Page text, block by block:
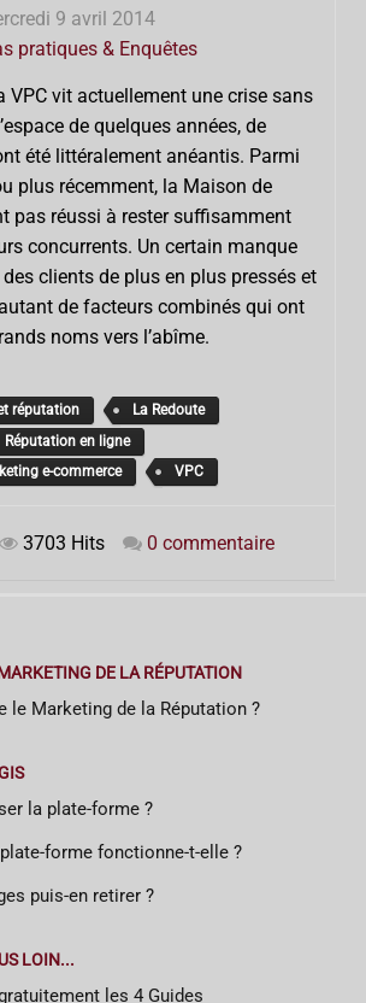
9 avril 2014
pratiques & Enquêtes
VPC vit actuellement une crise sans
de quelques années, de
été littéralement anéantis. Parmi
plus récemment, la Maison de
pas réussi à rester suffisamment
concurrents. Un certain manque
clients de plus en plus pressés et
de facteurs combinés qui ont
noms vers l’abîme.
réputation
La Redoute
Réputation en ligne
e-commerce
VPC
3703 Hits 0 commentaire
DE LA RÉPUTATION
le Marketing de la Réputation ?
la plate-forme ?
forme fonctionne-t-elle ?
puis-en retirer ?
LOIN...
les 4 Guides